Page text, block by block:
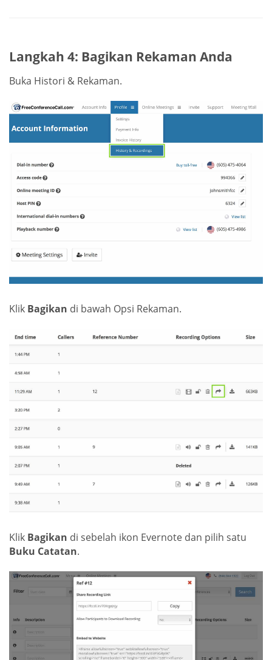
Langkah 4: Bagikan Rekaman Anda
Buka Histori & Rekaman.
Klik Bagikan di bawah Opsi Rekaman.
Klik Bagikan di sebelah ikon Evernote dan pilih satu
Buku Catatan.